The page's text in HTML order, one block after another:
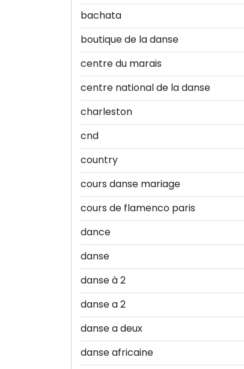
bachata
boutique de la danse
centre du marais
centre national de la danse
charleston
cnd
country
cours danse mariage
cours de flamenco paris
dance
danse
danse à 2
danse a 2
danse a deux
danse africaine